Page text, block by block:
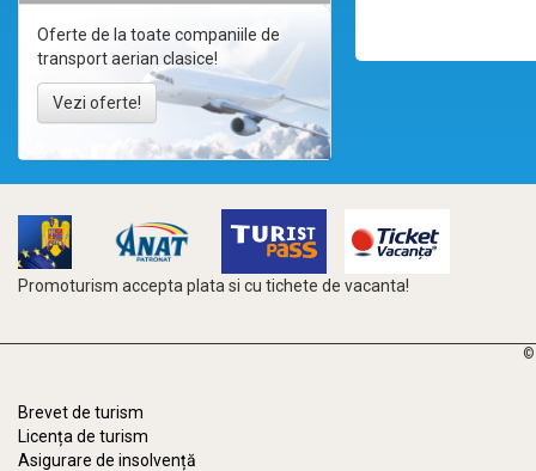
Oferte de la toate companiile de
transport aerian clasice!
Vezi oferte!
Promoturism accepta plata si cu tichete de vacanta!
©
Brevet de turism
Licența de turism
Asigurare de insolvență